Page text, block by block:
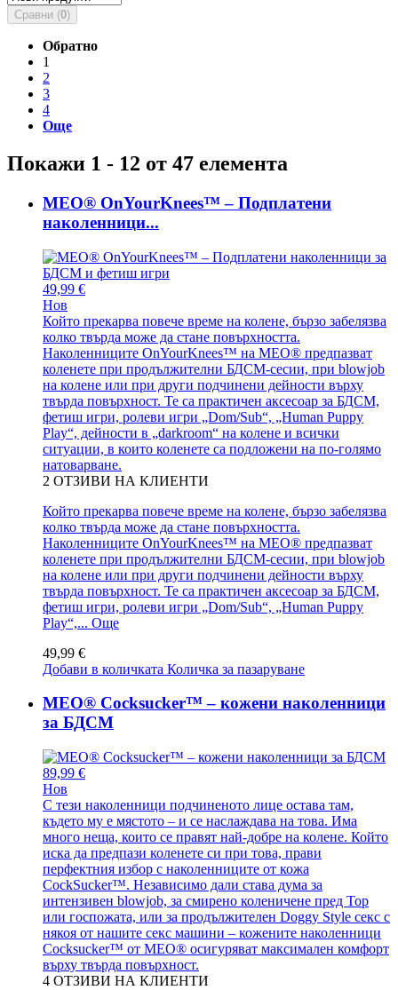
Сравни (0)
Обратно
1
2
3
4
Още
Покажи 1 - 12 от 47 елемента
MEO® OnYourKnees™ – Подплатени
наколенници...
49,99 €
Нов
Който прекарва повече време на колене, бързо забелязва
колко твърда може да стане повърхността.
Наколенниците OnYourKnees™ на MEO® предпазват
коленете при продължителни БДСМ-сесии, при blowjob
на колене или при други подчинени дейности върху
твърда повърхност. Те са практичен аксесоар за БДСМ,
фетиш игри, ролеви игри „Dom/Sub“, „Human Puppy
Play“, дейности в „darkroom“ на колене и всички
ситуации, в които коленете са подложени на по-голямо
натоварване.
2 ОТЗИВИ НА КЛИЕНТИ
Който прекарва повече време на колене, бързо забелязва
колко твърда може да стане повърхността.
Наколенниците OnYourKnees™ на MEO® предпазват
коленете при продължителни БДСМ-сесии, при blowjob
на колене или при други подчинени дейности върху
твърда повърхност. Те са практичен аксесоар за БДСМ,
фетиш игри, ролеви игри „Dom/Sub“, „Human Puppy
Play“,... Още
49,99 €
Добави в количката Количка за пазаруване
MEO® Cocksucker™ – кожени наколенници
за БДСМ
89,99 €
Нов
С тези наколенници подчиненото лице остава там,
където му е мястото – и се наслаждава на това. Има
много неща, които се правят най-добре на колене. Който
иска да предпази коленете си при това, прави
перфектния избор с наколенниците от кожа
CockSucker™. Независимо дали става дума за
интензивен blowjob, за смирено коленичене пред Top
или госпожата, или за продължителен Doggy Style секс с
някоя от нашите секс машини – кожените наколенници
Cocksucker™ от MEO® осигуряват максимален комфорт
върху твърда повърхност.
4 ОТЗИВИ НА КЛИЕНТИ